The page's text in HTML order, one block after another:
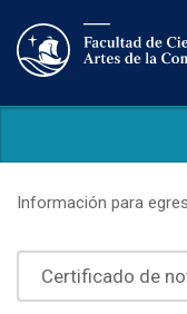
Información para